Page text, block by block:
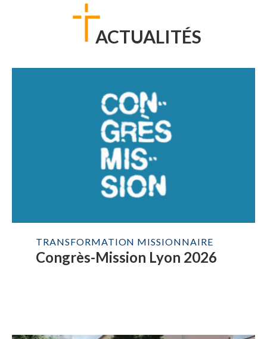
ACTUALITÉS
TRANSFORMATION MISSIONNAIRE
Congrès-Mission Lyon 2026